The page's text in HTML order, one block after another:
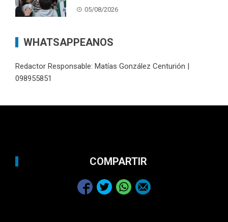
05/08/2026
WHATSAPPEANOS
Redactor Responsable: Matías González Centurión |
098955851
COMPARTIR